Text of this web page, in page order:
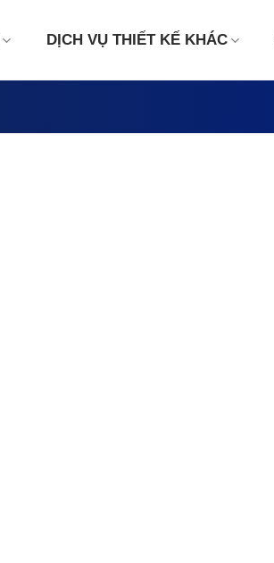
DỊCH VỤ THIẾT KẾ KHÁC